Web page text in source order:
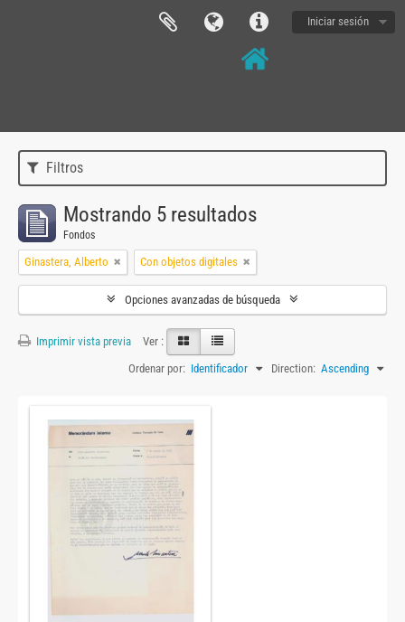
Iniciar sesión
Filtros
Mostrando 5 resultados
Fondos
Ginastera, Alberto Con objetos digitales
Opciones avanzadas de búsqueda
Imprimir vista previa
Ver :
Ordenar por: Identificador Direction: Ascending